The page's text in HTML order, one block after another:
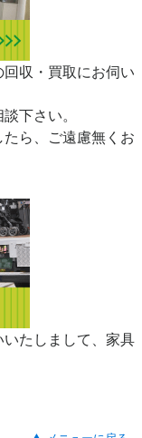
収・買取にお伺い
下さい。
ら、ご遠慮無くお
たしまして、家具